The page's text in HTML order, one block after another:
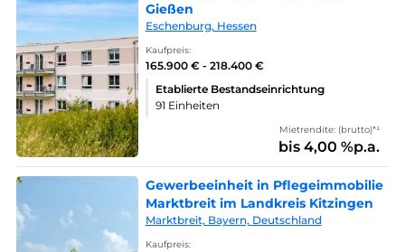
Gießen
Eschenburg, Hessen
Kaufpreis:
165.900 € - 218.400 €
Etablierte Bestandseinrichtung
91 Einheiten
Mietrendite: (brutto)*¹
bis 4,00 %p.a.
Gewerbeeinheit in Pflegeimmobilie
Marktbreit im Landkreis Kitzingen
Marktbreit, Bayern, Deutschland
Kaufpreis: